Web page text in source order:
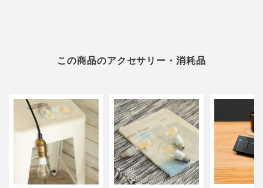
この商品のアクセサリー・消耗品